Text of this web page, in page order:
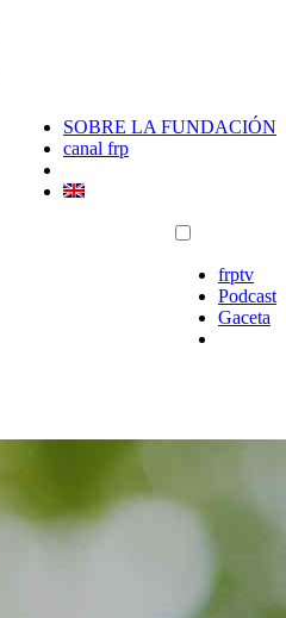
SOBRE LA FUNDACIÓN
canal frp
frptv
Podcast
Gaceta